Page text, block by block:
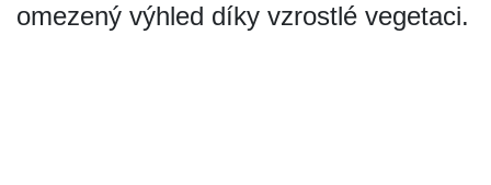
omezený výhled díky vzrostlé vegetaci.